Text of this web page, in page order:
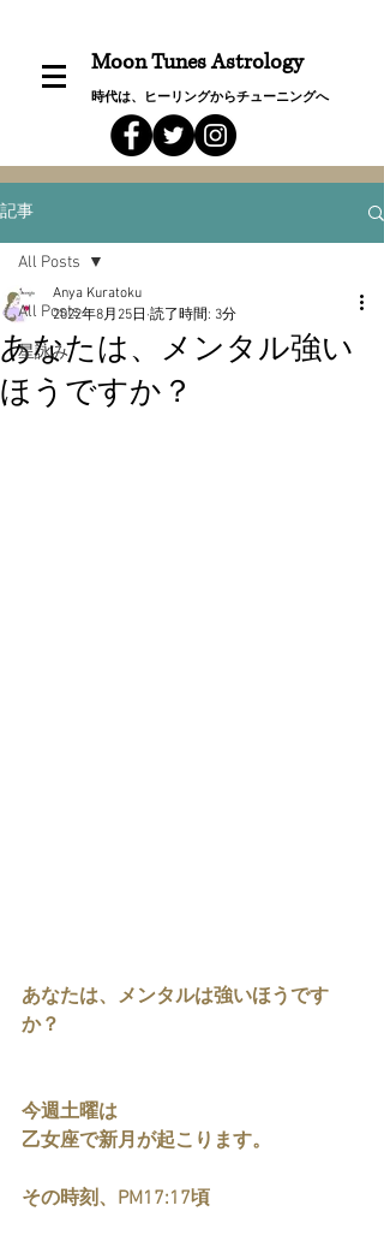
Moon Tunes Astrology
時代は、ヒーリングからチューニングへ
記事
All Posts
星詠み
All Posts
あなたは、メンタル強い
ほうですか？
Anya Kuratoku
2022年8月25日 読了時間: 3分
あなたは、メンタルは強いほうです
か？
今週土曜は
乙女座で新月が起こります。
その時刻、PM17:17頃